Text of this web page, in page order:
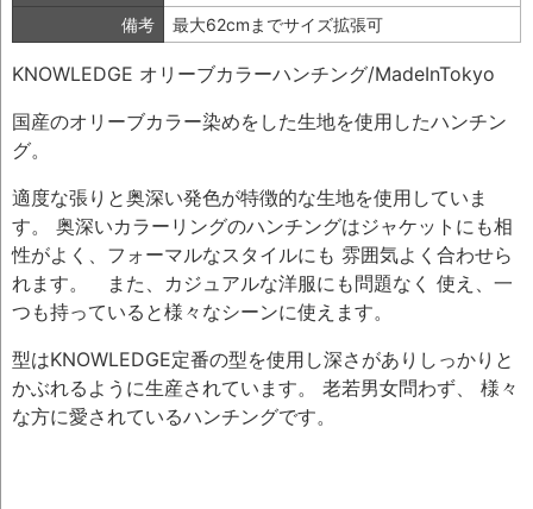
備考
最大62cmまでサイズ拡張可
KNOWLEDGE オリーブカラーハンチング/MadeInTokyo
国産のオリーブカラー染めをした生地を使用したハンチン
グ。
適度な張りと奥深い発色が特徴的な生地を使用していま
す。 奥深いカラーリングのハンチングはジャケットにも相
性がよく、フォーマルなスタイルにも 雰囲気よく合わせら
れます。 また、カジュアルな洋服にも問題なく 使え、一
つも持っていると様々なシーンに使えます。
型はKNOWLEDGE定番の型を使用し深さがありしっかりと
かぶれるように生産されています。 老若男女問わず、 様々
な方に愛されているハンチングです。